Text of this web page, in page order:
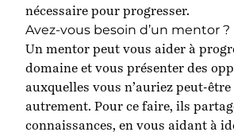
nécessaire pour progresser.
Avez-vous besoin d’un mentor ?
Un mentor peut vous aider à
domaine et vous présenter des
auxquelles vous n’auriez peut-être
autrement. Pour ce faire, ils
connaissances, en vous aidant à